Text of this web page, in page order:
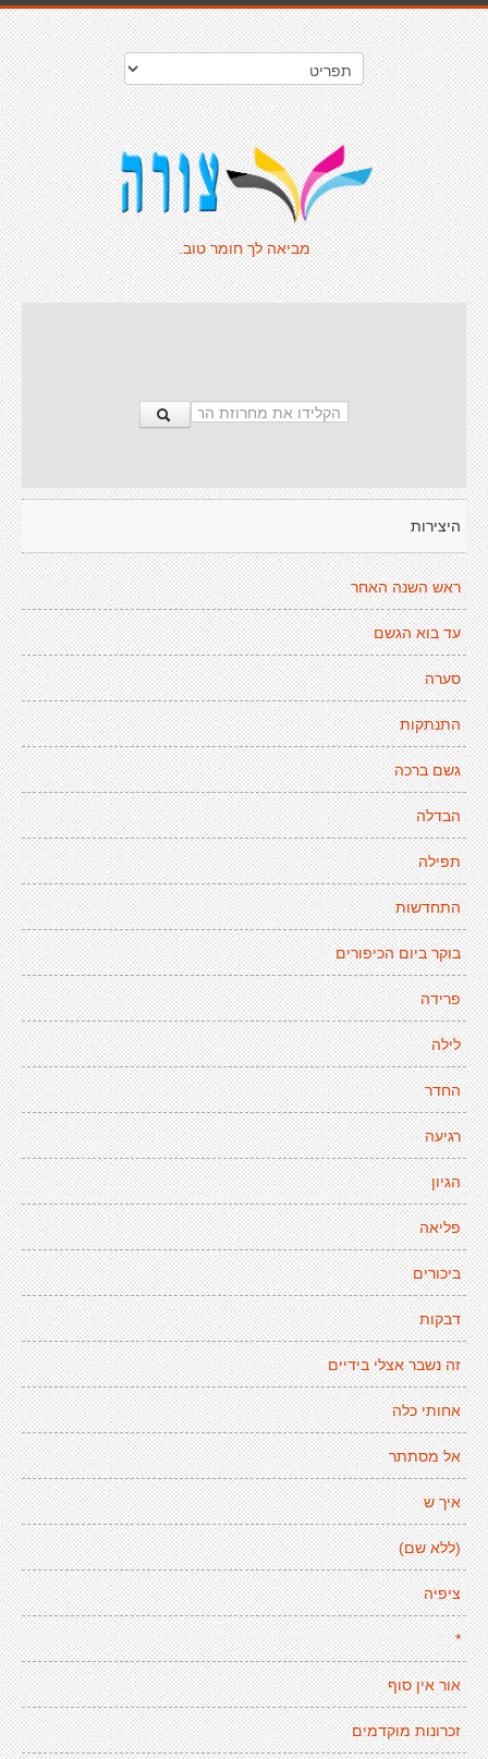
מביאה לך חומר טוב.
היצירות
ראש השנה האחר
עד בוא הגשם
סערה
התנתקות
גשם ברכה
הבדלה
תפילה
התחדשות
בוקר ביום הכיפורים
פרידה
לילה
החדר
רגיעה
הגיון
פליאה
ביכורים
דבקות
זה נשבר אצלי בידיים
אחותי כלה
אל מסתתר
איך ש
(ללא שם)
ציפיה
*
אור אין סוף
זכרונות מוקדמים